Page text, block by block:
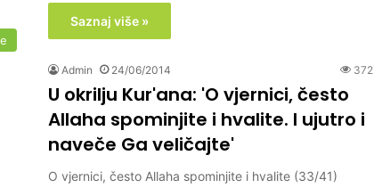
Saznaj više »
Admin 24/06/2014 372
U okrilju Kur'ana: 'O vjernici, često
Allaha spominjite i hvalite. I ujutro i
naveče Ga veličajte'
O vjernici, često Allaha spominjite i hvalite (33/41)